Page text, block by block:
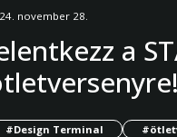
november 28.
a
#Design Terminal